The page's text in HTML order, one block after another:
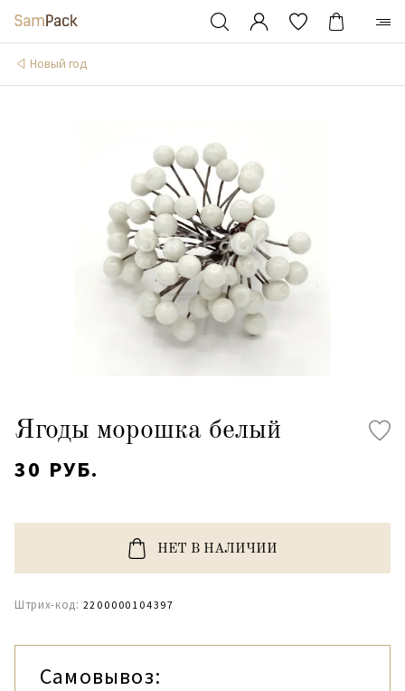
Новый год
Ягоды морошка белый
30 РУБ.
НЕТ В НАЛИЧИИ
Штрих-код: 2200000104397
Самовывоз: